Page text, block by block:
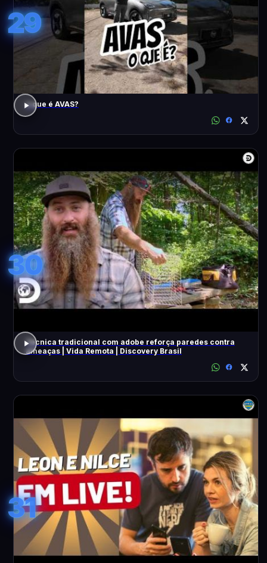
29
o que é AVAS?
30
Técnica tradicional com adobe reforça paredes contra
ameaças | Vida Remota | Discovery Brasil
31